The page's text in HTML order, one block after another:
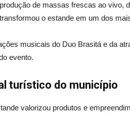
de massas frescas ao
o estande em um dos
musicais do Duo Brasitá e da
evento.
turístico do município
valorizou produtos e